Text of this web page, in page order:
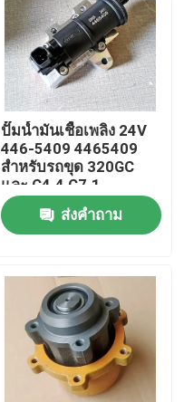
ปั๊มน้ำมันเชื้อเพลิง 24V
446-5409 4465409
สำหรับรถขุด 320GC
และ C4.4 C7.1
ส่งคำถาม